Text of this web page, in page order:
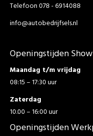
Telefoon 078 - 6914088
info@autobedrijfsels.nl
Openingstijden
Maandag t/m vrijdag
08:15 – 17:30 uur
Zaterdag
10.00 – 16:00 uur
Openingstijden